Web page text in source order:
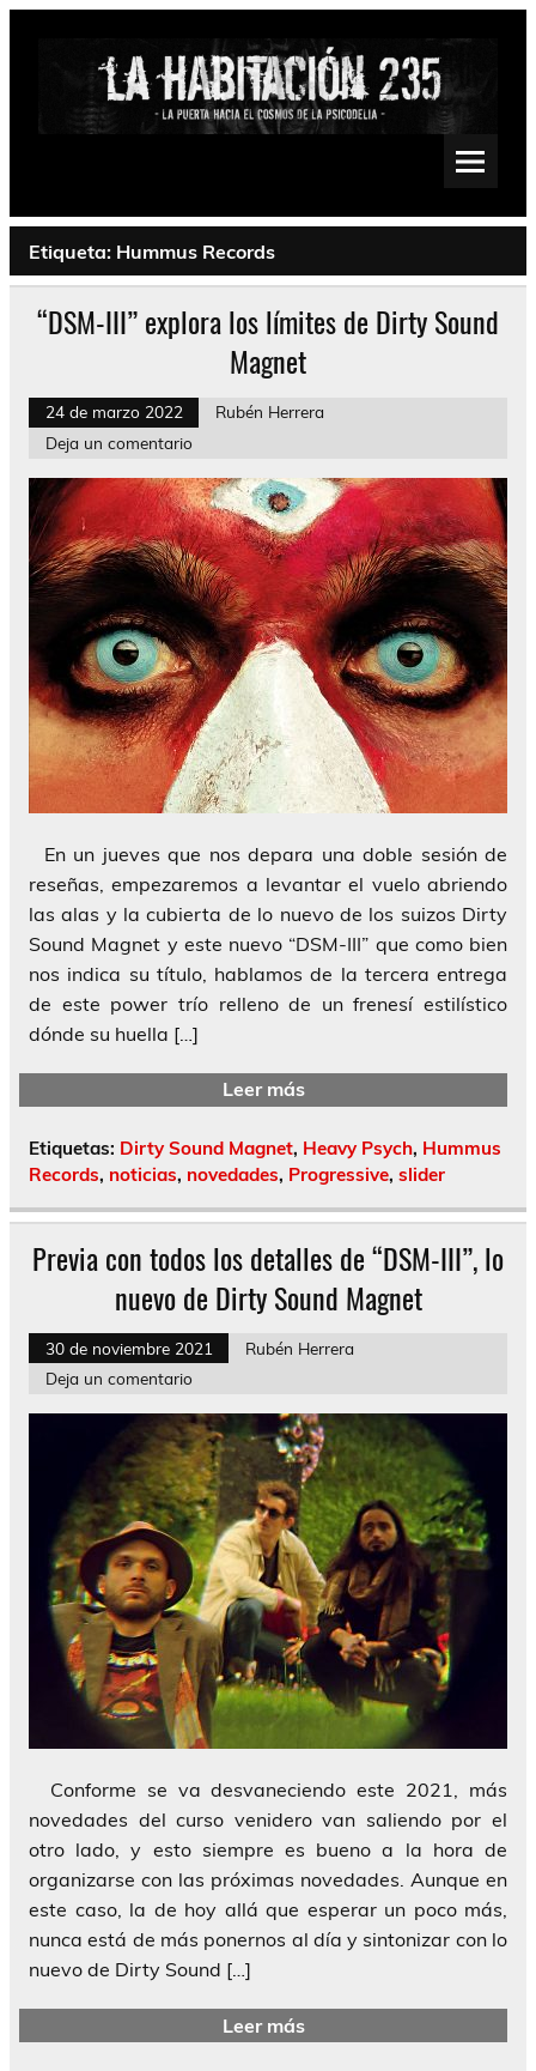
Saltar
Psychedelic, Stoner, Doom, Sludge, Fuzz, Space, Drone
Etiqueta: Hummus Records
“DSM-III” explora los límites de Dirty Sound
Magnet
24 de marzo 2022
Rubén Herrera
Deja un comentario
En un jueves que nos depara una doble sesión de
reseñas, empezaremos a levantar el vuelo abriendo
las alas y la cubierta de lo nuevo de los suizos Dirty
Sound Magnet y este nuevo “DSM-III” que como bien
nos indica su título, hablamos de la tercera entrega
de este power trío relleno de un frenesí estilístico
dónde su huella […]
Leer más
Etiquetas: Dirty Sound Magnet, Heavy Psych, Hummus
Records, noticias, novedades, Progressive, slider
Previa con todos los detalles de “DSM-III”, lo
nuevo de Dirty Sound Magnet
30 de noviembre 2021
Rubén Herrera
Deja un comentario
Conforme se va desvaneciendo este 2021, más
novedades del curso venidero van saliendo por el
otro lado, y esto siempre es bueno a la hora de
organizarse con las próximas novedades. Aunque en
este caso, la de hoy allá que esperar un poco más,
nunca está de más ponernos al día y sintonizar con lo
nuevo de Dirty Sound […]
Leer más